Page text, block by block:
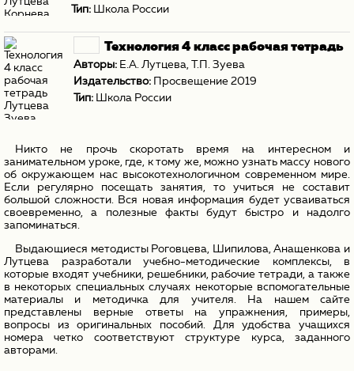
Тип: Школа России
Технология 4 класс рабочая тетрадь
Авторы: Е.А. Лутцева, Т.П. Зуева
Издательство: Просвещение 2019
Тип: Школа России
Никто не прочь скоротать время на интересном и
занимательном уроке, где, к тому же, можно узнать массу нового
об окружающем нас высокотехнологичном современном мире.
Если регулярно посещать занятия, то учиться не составит
большой сложности. Вся новая информация будет усваиваться
своевременно, а полезные факты будут быстро и надолго
запоминаться.
Выдающиеся методисты Роговцева, Шипилова, Анащенкова и
Лутцева разработали учебно-методические комплексы, в
которые входят учебники, решебники, рабочие тетради, а также
в некоторых специальных случаях некоторые вспомогательные
материалы и методичка для учителя. На нашем сайте
представлены верные ответы на упражнения, примеры,
вопросы из оригинальных пособий. Для удобства учащихся
номера четко соответствуют структуре курса, заданного
авторами.